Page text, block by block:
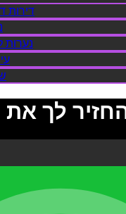
דירות
נערות
לך